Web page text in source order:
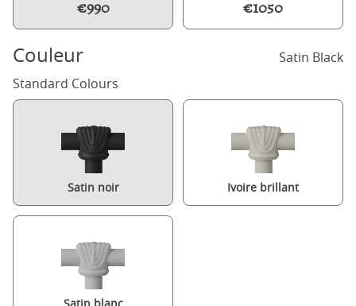
€990 €1050
Couleur
Satin Black
Standard Colours
Satin noir Ivoire brillant